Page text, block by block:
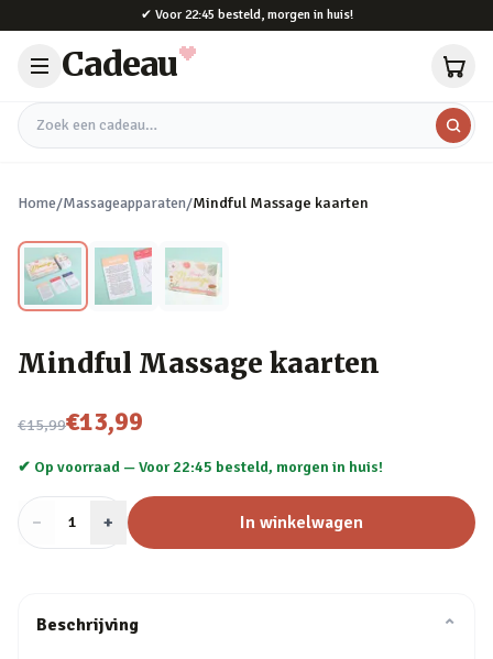
✔ Voor 22:45 besteld, morgen in huis!
Cadeau
Zoek een cadeau
Home/Massageapparaten/Mindful Massage kaarten
Mindful Massage kaarten
€15,99
Nu voor€13,99
✔ Op voorraad —Voor 22:45 besteld, morgen in huis!
− Aantal
1 + In winkelwagen
Beschrijving ⌄